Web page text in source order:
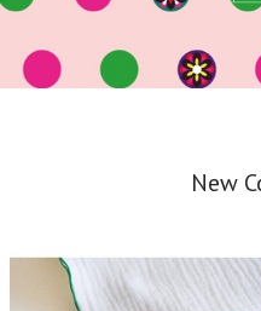
New